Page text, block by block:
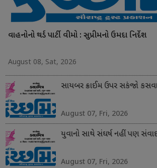
વાહનોનો થર્ડ પાર્ટી વીમો : સુપ્રીમનો ઉમદા નિર્દેશ
August 08, Sat, 2026
સાયબર ક્રાઈમ ઉપર સકંજો
August 07, Fri, 2026
યુવાનો સાથે સંઘર્ષ નહીં પણ
August 07, Fri, 2026